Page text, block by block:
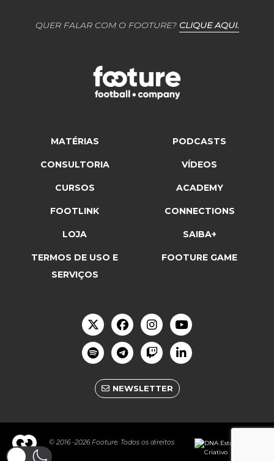
QUER FALAR COM O FOOTURE? CLIQUE AQUI.
MATÉRIAS PODCASTS
CONSULTORIA VÍDEOS
CURSOS ACADEMY
FOOTLINK CONNECTIONS
LOJA SAIBA+
TERMOS DE USO E
SERVIÇOS
FOOTURE GAME
NEWSLETTER
© 2016 -2026 Footure. Todos os direitos
reservados.